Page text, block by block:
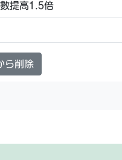
提高1.5倍
ら削除